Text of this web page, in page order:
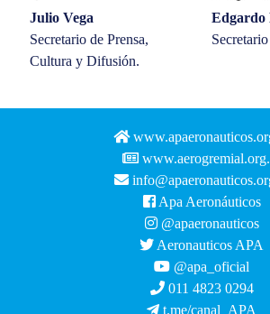
Julio Vega
Secretario de Prensa,
Cultura y Difusión.
Edgardo
Apa Aeronáuticos
@apaeronauticos
Aeronauticos APA
@apa_oficial
011 4823 0294
t.me/canal_APA